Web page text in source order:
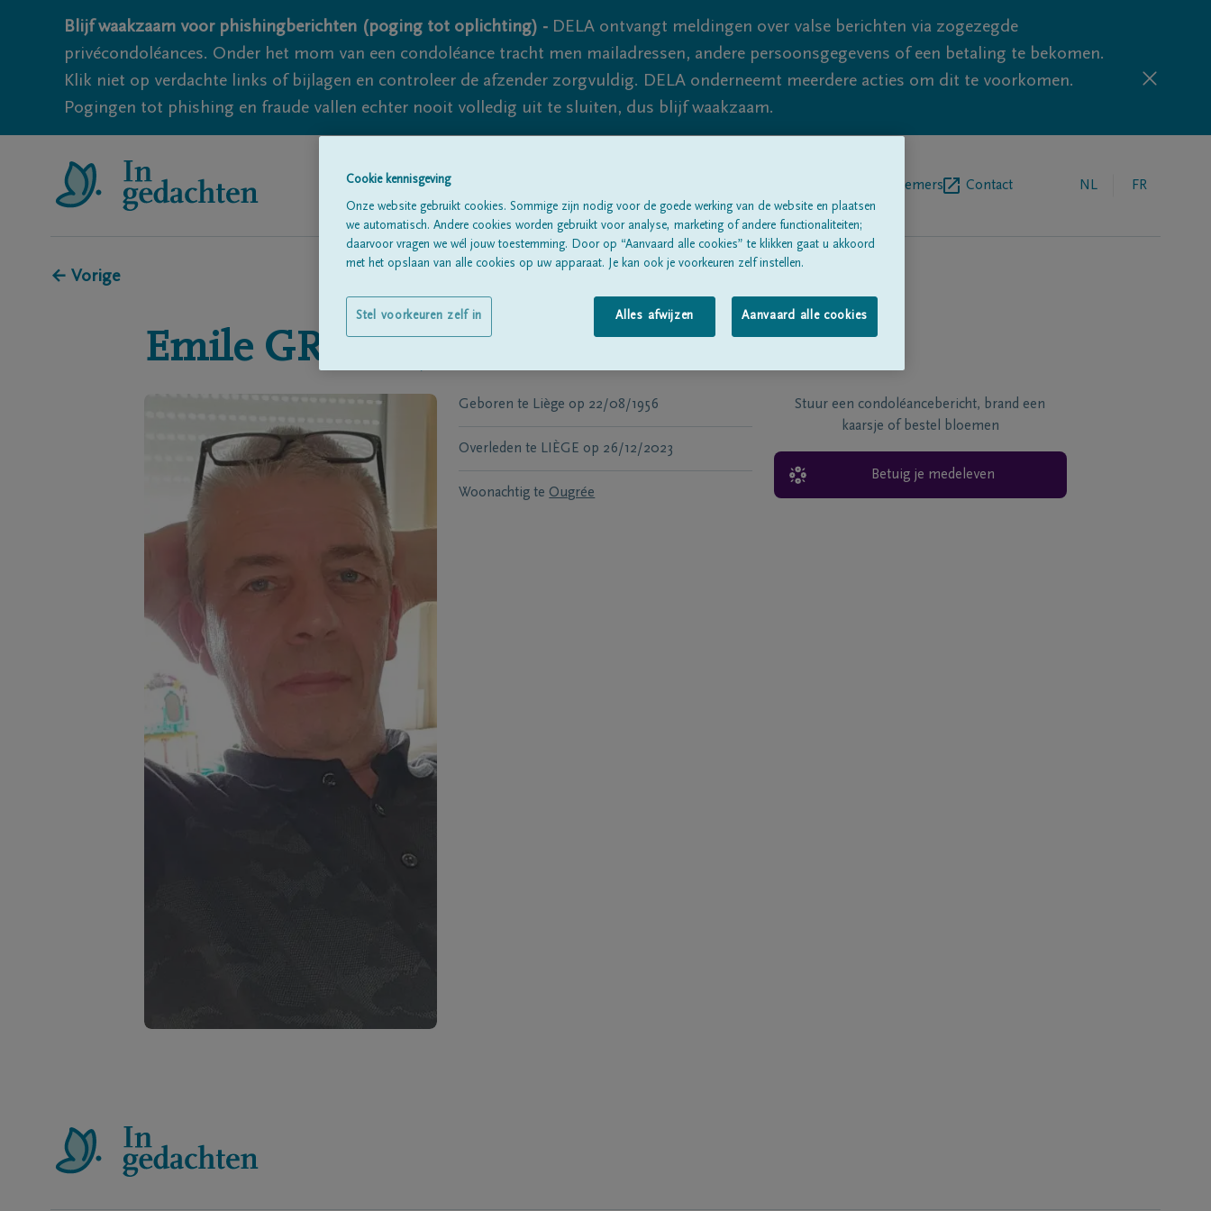
Blijf waakzaam voor phishingberichten (poging tot oplichting) - DELA ontvangt meldingen over valse berichten via zogezegde
privécondoléances. Onder het mom van een condoléance tracht men mailadressen, andere persoonsgegevens of een betaling te bekomen.
Klik niet op verdachte links of bijlagen en controleer de afzender zorgvuldig. DELA onderneemt meerdere acties om dit te voorkomen.
Pogingen tot phishing en fraude vallen echter nooit volledig uit te sluiten, dus blijf waakzaam.
Begrafenisondernemers Contact NL FR
← Vorige
Emile GRANDJEAN
Geboren te Liège op 22/08/1956
Overleden te LIÈGE op 26/12/2023
Woonachtig te Ougrée
Stuur een condoléancebericht, brand een
kaarsje of bestel bloemen
Betuig je medeleven
Cookie kennisgeving
Onze website gebruikt cookies. Sommige zijn nodig voor de goede werking van de website en plaatsen
we automatisch. Andere cookies worden gebruikt voor analyse, marketing of andere functionaliteiten;
daarvoor vragen we wél jouw toestemming. Door op “Aanvaard alle cookies” te klikken gaat u akkoord
met het opslaan van alle cookies op uw apparaat. Je kan ook je voorkeuren zelf instellen.
Alles afwijzen Aanvaard alle cookies
Stel voorkeuren zelf in